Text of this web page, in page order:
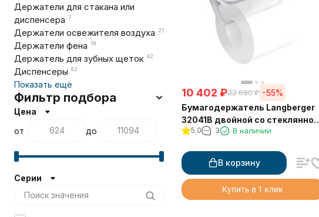
10 402 ₽22 890 ₽ -55%
Бумагодержатель Langberger
32041B двойной со стеклянной
полкой
5.0 3 В наличии
В корзину
Купить в 1 клик
Держатели для стакана или
диспенсера 7
Держатели освежителя воздуха 21
Держатели фена 19
Держатель для зубных щеток 42
Диспенсеры 82
Показать ещё
Фильтр подбора
Цена
от
до
Серии